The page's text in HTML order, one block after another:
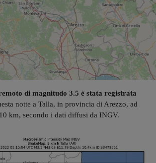
di magnitudo 3.5 è stata registrata
notte a Talla, in provincia di Arezzo, ad
km, secondo i dati diffusi da INGV.